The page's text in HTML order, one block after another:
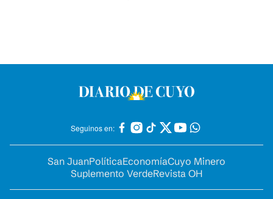
Seguinos en:
San JuanPolíticaEconomíaCuyo Minero
Suplemento VerdeRevista OH